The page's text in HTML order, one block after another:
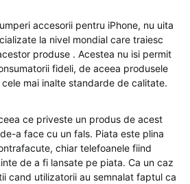
accesorii pentru iPhone, nu uita
la nivel mondial care traiesc
produse . Acestea nu isi permit
fideli, de aceea produsele
mai inalte standarde de calitate.
ce priveste un produs de acest
a face cu un fals. Piata este plina
chiar telefoanele fiind
de a fi lansate pe piata. Ca un caz
cand utilizatorii au semnalat faptul ca